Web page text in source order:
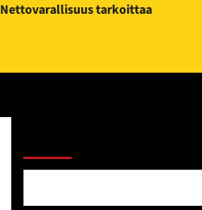
Nettovarallisuus tarkoittaa